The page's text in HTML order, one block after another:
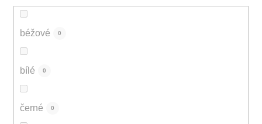
béžové 0
bílé 0
černé 0